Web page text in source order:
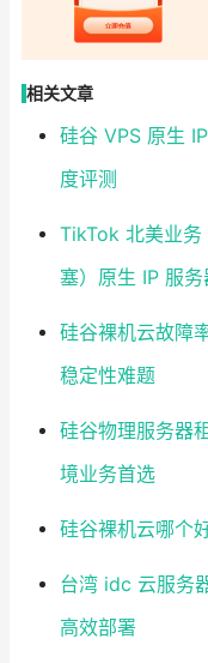
相关文章
硅谷 VPS 原生
度评测
TikTok 北美业
塞）原生 IP 服务
硅谷裸机云故障
稳定性难题
硅谷物理服务器
境业务首选
硅谷裸机云哪个
台湾 idc 云服务
高效部署